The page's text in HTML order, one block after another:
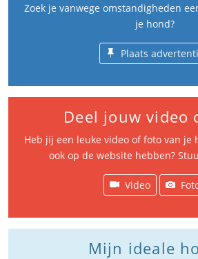
Zoek je vanwege omstandigheden
je hond?
Plaats
Deel jouw video
Heb jij een leuke video of foto van je
ook op de website hebben?
Video
Mijn ideale